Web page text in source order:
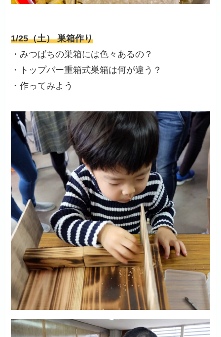
1/25（土） 巣箱作り
・みつばちの巣箱には色々あるの？
・トップバー重箱式巣箱は何が違う？
・作ってみよう